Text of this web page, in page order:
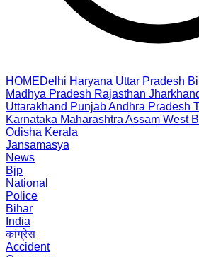
HOMEDelhi Haryana Uttar Pradesh
Madhya Pradesh Rajasthan
Uttarakhand PunjabAndhra Pradesh
Karnataka Maharashtra Assam West
Odisha Kerala
Jansamasya
News
Bjp
National
Police
Bihar
India
कांग्रेस
Accident